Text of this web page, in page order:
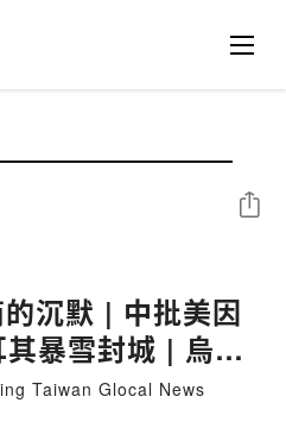
沉默 | 中批美因
暴雪封城 | 烏俄
連
Taiwan Glocal News
分享